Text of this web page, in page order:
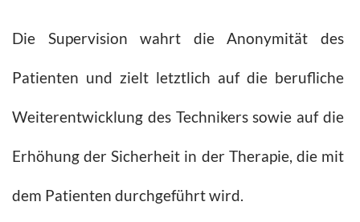
Die Supervision wahrt die Anonymität des
Patienten und zielt letztlich auf die berufliche
Weiterentwicklung des Technikers sowie auf die
Erhöhung der Sicherheit in der Therapie, die mit
dem Patienten durchgeführt wird.